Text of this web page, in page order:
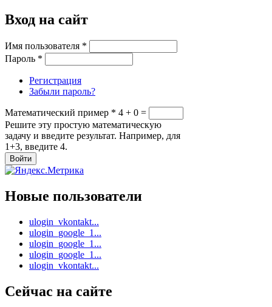
Вход на сайт
Имя пользователя *
Пароль *
Регистрация
Забыли пароль?
Математический пример * 4 + 0 =
Решите эту простую математическую
задачу и введите результат. Например, для
1+3, введите 4.
Новые пользователи
ulogin_vkontakt...
ulogin_google_1...
ulogin_google_1...
ulogin_google_1...
ulogin_vkontakt...
Сейчас на сайте